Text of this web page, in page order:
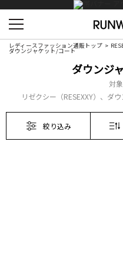
レディースファッション通販トップ
ダウンジャケット/コート
ダウンジ
対
リゼクシー（RESEXXY）、ダ
絞り込み